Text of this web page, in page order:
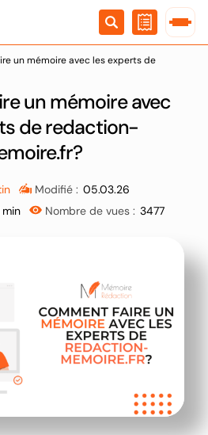
un mémoire avec les experts de
un mémoire avec
de redaction-
Modifié : 05.03.26
min Nombre de vues : 3477